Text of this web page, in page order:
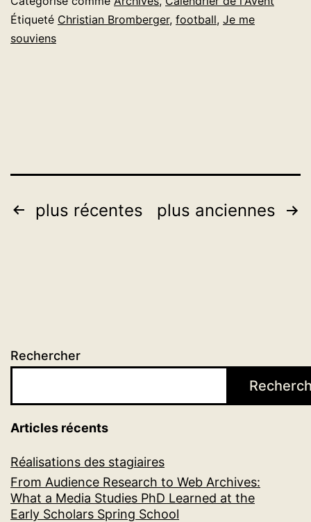
11
Étiqueté Christian Bromberger, football, Je me
souviens
Pagination
plus récentes plus anciennes
Rechercher
Articles récents
Réalisations des stagiaires
From Audience Research to Web Archives:
What a Media Studies PhD Learned at the
Early Scholars Spring School